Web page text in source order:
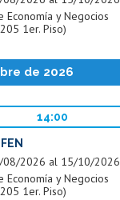
Economía y Negocios
1er. Piso)
de 2026
14:00
08/2026 al 15/10/2026
Economía y Negocios
1er. Piso)